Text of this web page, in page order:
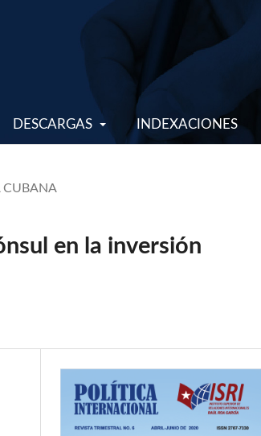
DESCARGAS INDEXACIONES
CUBANA
en la inversión